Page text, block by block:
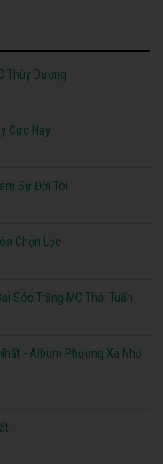
Thùy Dương
Cực Hay
Sự Đời Tôi
Chọn Lọc
Sóc Trăng MC Thái Tuấn
- Album Phương Xa Nhớ